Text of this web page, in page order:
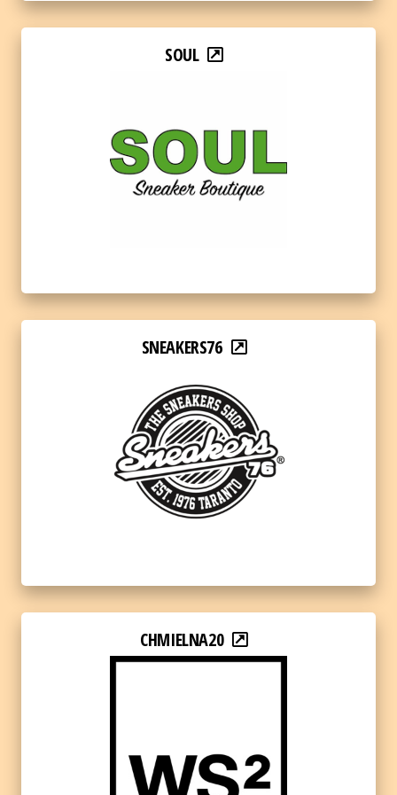
SOUL
SNEAKERS76
CHMIELNA20